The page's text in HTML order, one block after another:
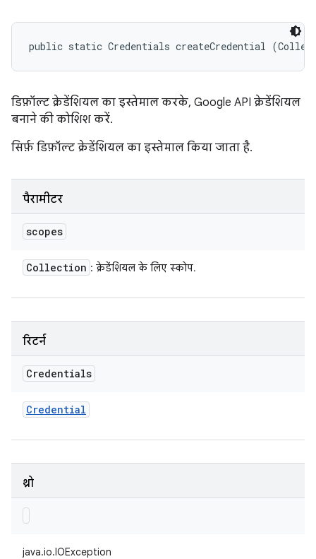
public static Credentials createCredential
डिफ़ॉल्ट क्रेडेंशियल का इस्तेमाल करके, Google API क्रेडेंशियल
बनाने की कोशिश करें.
सिर्फ़ डिफ़ॉल्ट क्रेडेंशियल का इस्तेमाल किया जाता है.
पैरामीटर
scopes
Collection : क्रेडेंशियल के लिए स्कोप.
रिटर्न
Credentials
Credential
थ्रो
java.io.IOException